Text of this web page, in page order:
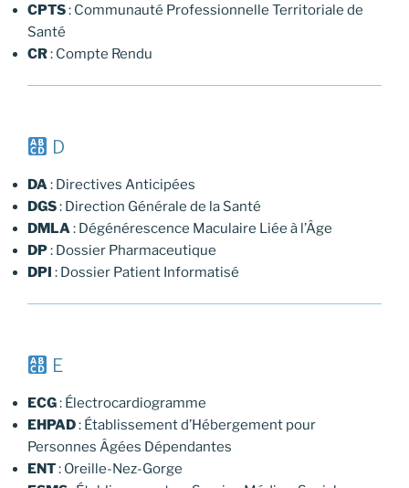
CPTS: Communauté Professionnelle Territoriale de
Santé
CR: Compte Rendu
D
DA : Directives Anticipées
DGS: Direction Générale de la Santé
DMLA : Dégénérescence Maculaire Liée à l’Âge
DP: Dossier Pharmaceutique
DPI : Dossier Patient Informatisé
E
ECG: Électrocardiogramme
EHPAD: Établissement d’Hébergement pour
Personnes Âgées Dépendantes
ENT: Oreille-Nez-Gorge